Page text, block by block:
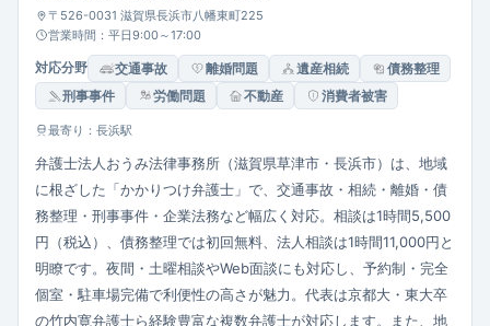
〒526-0031 滋賀県長浜市八幡東町225
営業時間：平日9:00～17:00
対応分野 交通事故 離婚問題 遺産相続
債務整理
刑事事件
労働問題 不動産 消費者被害
最寄り：長浜駅
弁護士法人おうみ法律事務所（滋賀県草津市・長浜市）は、地域
に根ざした「かかりつけ弁護士」で、交通事故・相続・離婚・債
務整理・刑事事件・企業法務など幅広く対応。相談は1時間5,500
円（税込）、債務整理では初回無料、法人相談は1時間11,000円と
明瞭です。夜間・土曜相談やWeb面談にも対応し、予約制・完全
個室・駐車場完備で利便性の高さが魅力。代表は京都大・東大卒
の竹内寛弁護士ら経験豊富な複数弁護士が対応します。また、地